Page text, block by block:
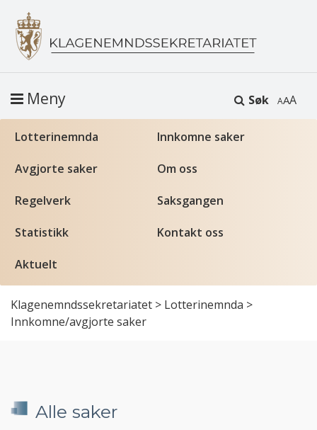
Søk A
Meny
Lotterinemnda Innkomne saker
Avgjorte saker Om oss
Regelverk Saksgangen
Statistikk Kontakt oss
Aktuelt
Klagenemndssekretariatet > Lotterinemnda >
Innkomne/avgjorte saker
Alle saker